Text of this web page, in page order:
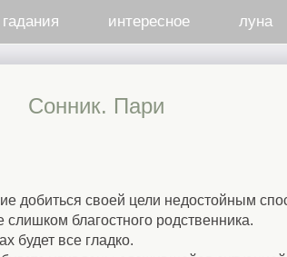
гадания интересное луна
Cонник. Пари
добиться своей цели недостойным
благостного родственника.
будет все гладко.